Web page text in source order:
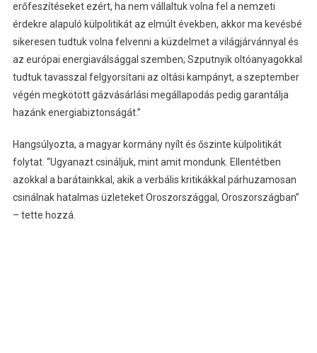
erőfeszítéseket ezért, ha nem vállaltuk volna fel a nemzeti
érdekre alapuló külpolitikát az elmúlt években, akkor ma kevésbé
sikeresen tudtuk volna felvenni a küzdelmet a világjárvánnyal és
az európai energiaválsággal szemben; Szputnyik oltóanyagokkal
tudtuk tavasszal felgyorsítani az oltási kampányt, a szeptember
végén megkötött gázvásárlási megállapodás pedig garantálja
hazánk energiabiztonságát.”
Hangsúlyozta, a magyar kormány nyílt és őszinte külpolitikát
folytat. “Ugyanazt csináljuk, mint amit mondunk. Ellentétben
azokkal a barátainkkal, akik a verbális kritikákkal párhuzamosan
csinálnak hatalmas üzleteket Oroszországgal, Oroszországban”
– tette hozzá.